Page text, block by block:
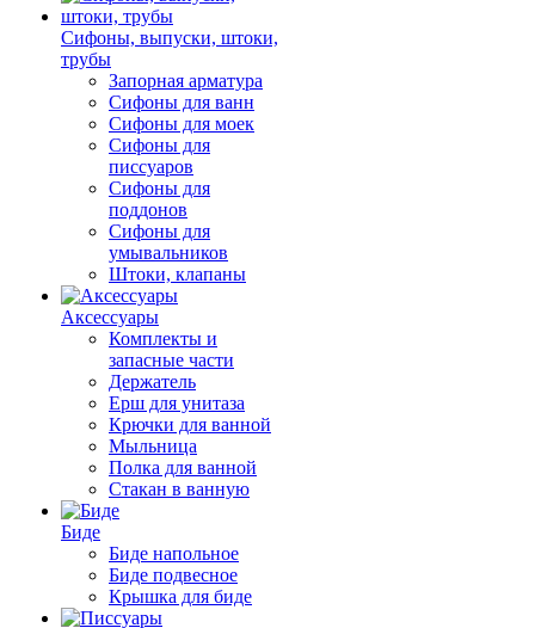
Сифоны, выпуски, штоки,
трубы
Запорная арматура
Сифоны для ванн
Сифоны для моек
Сифоны для
писсуаров
Сифоны для
поддонов
Сифоны для
умывальников
Штоки, клапаны
Аксессуары
Комплекты и
запасные части
Держатель
Ерш для унитаза
Крючки для ванной
Мыльница
Полка для ванной
Стакан в ванную
Биде
Биде напольное
Биде подвесное
Крышка для биде